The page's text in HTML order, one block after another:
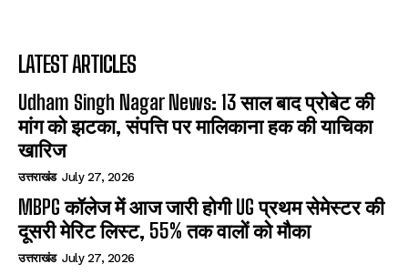
LATEST ARTICLES
Udham Singh Nagar News: 13 साल बाद प्रोबेट की
मांग को झटका, संपत्ति पर मालिकाना हक की याचिका
खारिज
उत्तराखंड July 27, 2026
MBPG कॉलेज में आज जारी होगी UG प्रथम सेमेस्टर की
दूसरी मेरिट लिस्ट, 55% तक वालों को मौका
उत्तराखंड July 27, 2026